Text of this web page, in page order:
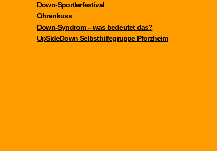
Down-Sportlerfestival
Ohrenkuss
Down-Syndrom – was bedeutet das?
UpSideDown Selbsthilfegruppe Pforzheim